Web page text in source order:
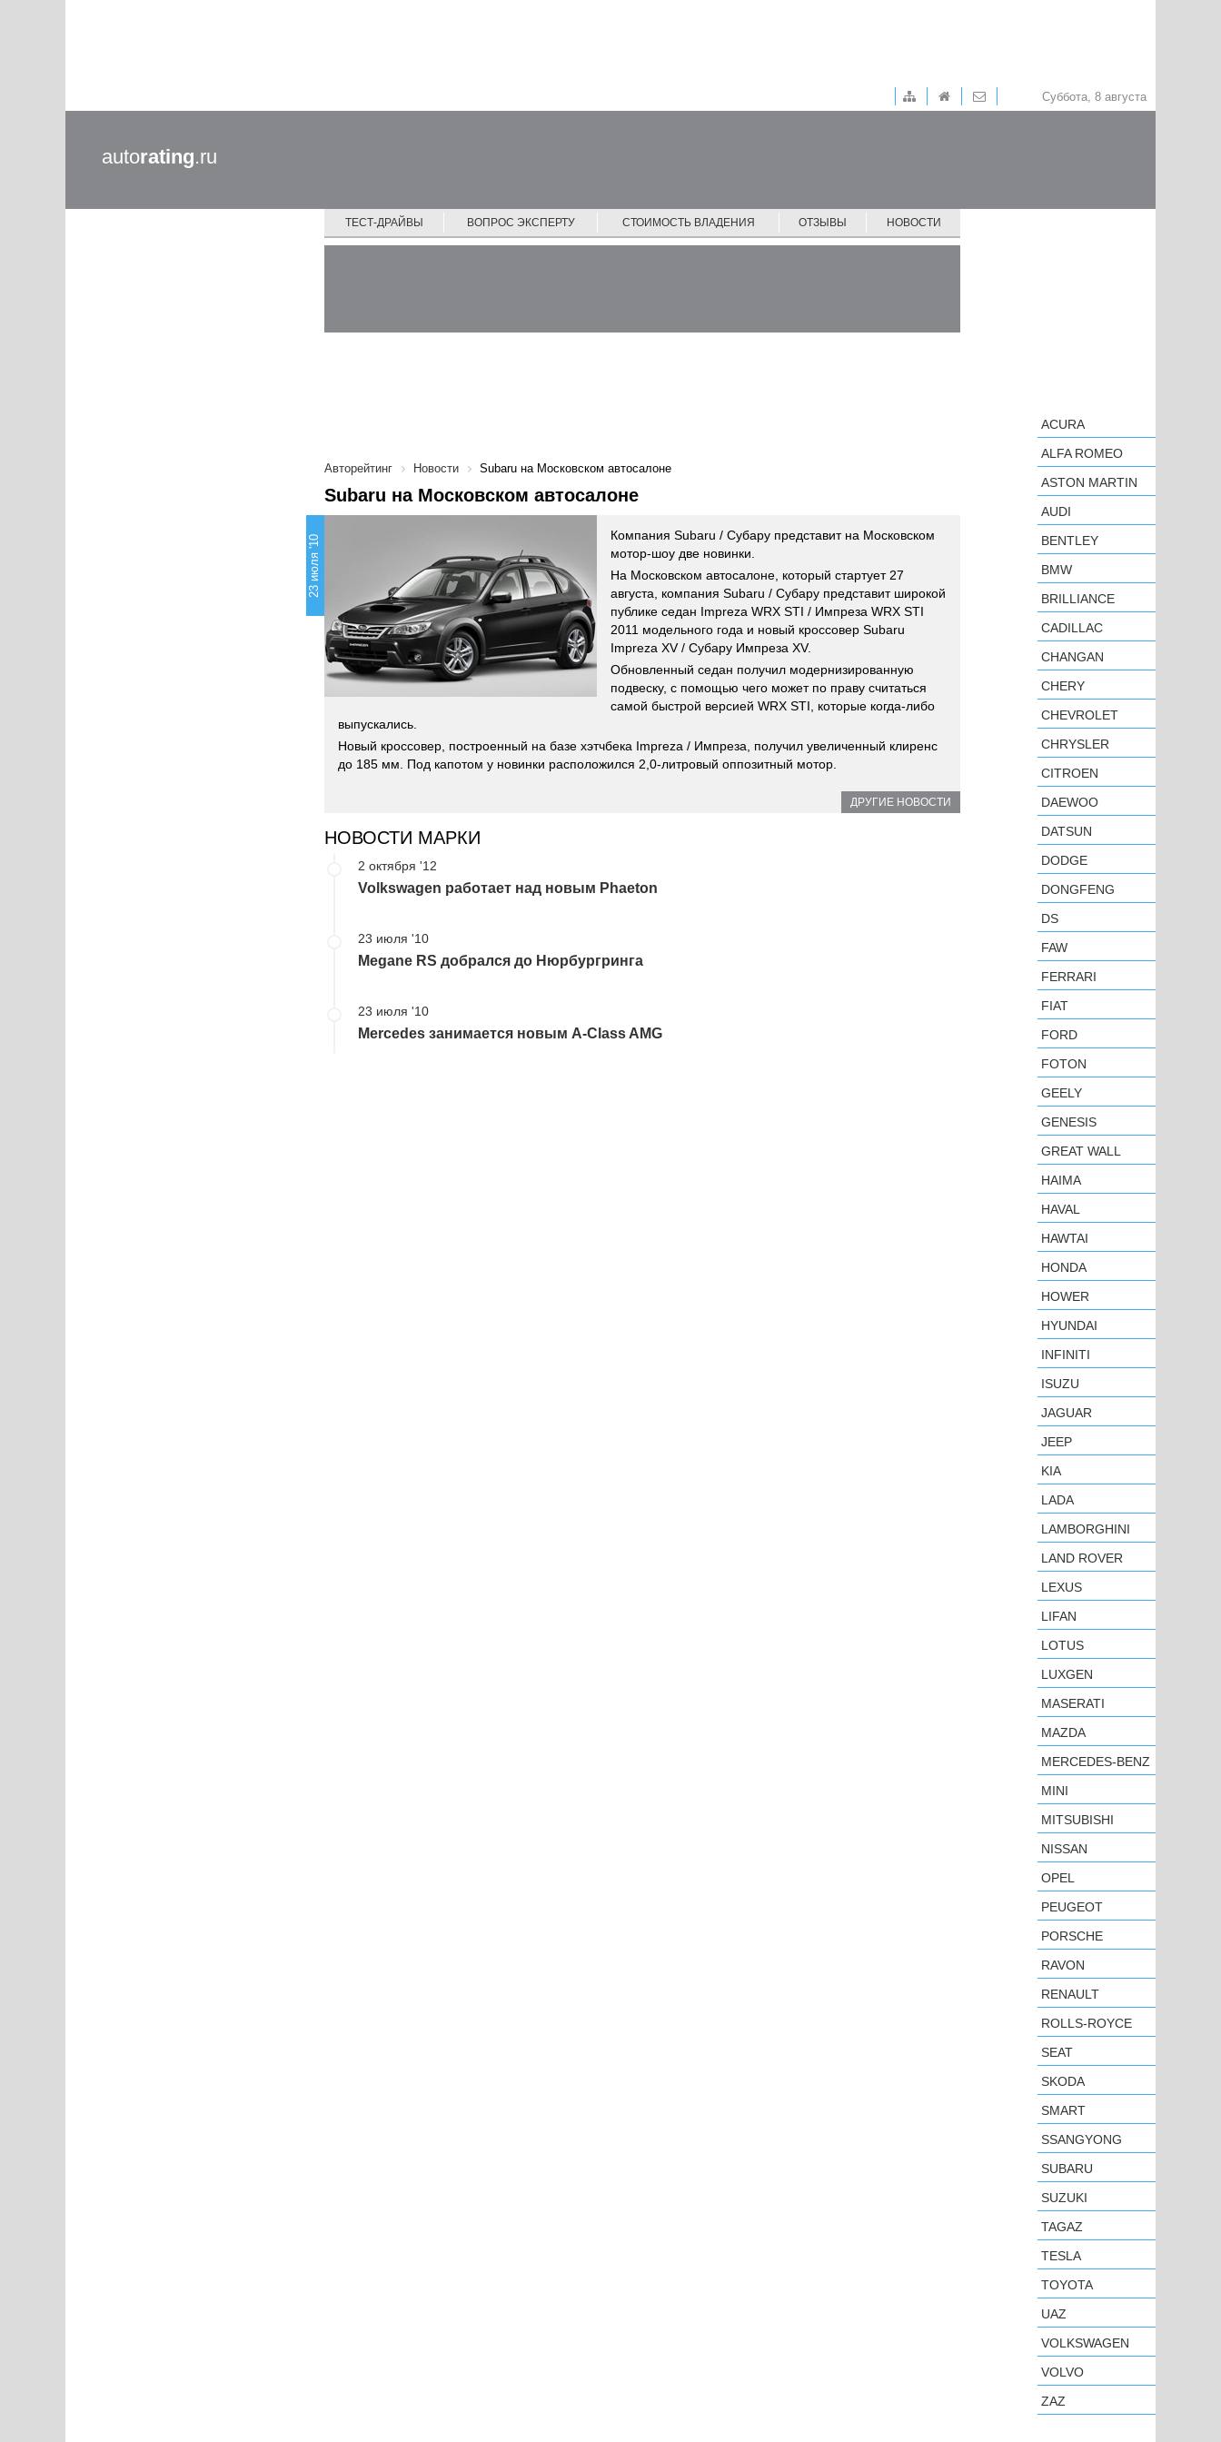
Суббота, 8 августа
autorating.ru
ТЕСТ-ДРАЙВЫ ВОПРОС ЭКСПЕРТУ СТОИМОСТЬ ВЛАДЕНИЯ ОТЗЫВЫ НОВОСТИ
Авторейтинг Новости Subaru на Московском автосалоне
Subaru на Московском автосалоне
23 июля '10
Компания Subaru / Субару представит на Московском
мотор-шоу две новинки.
На Московском автосалоне, который стартует 27
августа, компания Subaru / Субару представит широкой
публике седан Impreza WRX STI / Импреза WRX STI
2011 модельного года и новый кроссовер Subaru
Impreza XV / Субару Импреза XV.
Обновленный седан получил модернизированную
подвеску, с помощью чего может по праву считаться
самой быстрой версией WRX STI, которые когда-либо
выпускались.
Новый кроссовер, построенный на базе хэтчбека Impreza / Импреза, получил увеличенный клиренс
до 185 мм. Под капотом у новинки расположился 2,0-литровый оппозитный мотор.
ДРУГИЕ НОВОСТИ
НОВОСТИ МАРКИ
2 октября '12
Volkswagen работает над новым Phaeton
23 июля '10
Megane RS добрался до Нюрбургринга
23 июля '10
Mercedes занимается новым A-Class AMG
ACURA
ALFA ROMEO
ASTON MARTIN
AUDI
BENTLEY
BMW
BRILLIANCE
CADILLAC
CHANGAN
CHERY
CHEVROLET
CHRYSLER
CITROEN
DAEWOO
DATSUN
DODGE
DONGFENG
DS
FAW
FERRARI
FIAT
FORD
FOTON
GEELY
GENESIS
GREAT WALL
HAIMA
HAVAL
HAWTAI
HONDA
HOWER
HYUNDAI
INFINITI
ISUZU
JAGUAR
JEEP
KIA
LADA
LAMBORGHINI
LAND ROVER
LEXUS
LIFAN
LOTUS
LUXGEN
MASERATI
MAZDA
MERCEDES-BENZ
MINI
MITSUBISHI
NISSAN
OPEL
PEUGEOT
PORSCHE
RAVON
RENAULT
ROLLS-ROYCE
SEAT
SKODA
SMART
SSANGYONG
SUBARU
SUZUKI
TAGAZ
TESLA
TOYOTA
UAZ
VOLKSWAGEN
VOLVO
ZAZ